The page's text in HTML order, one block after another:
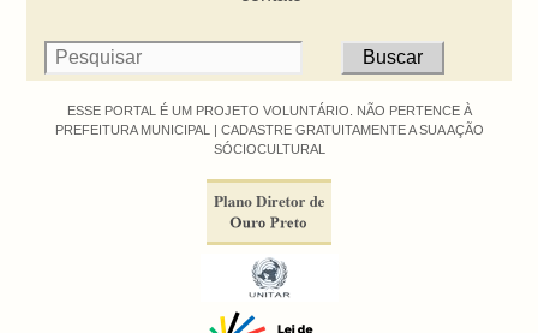
ESSE PORTAL É UM PROJETO VOLUNTÁRIO. NÃO PERTENCE À
PREFEITURA MUNICIPAL | CADASTRE GRATUITAMENTE A SUA AÇÃO
SÓCIOCULTURAL